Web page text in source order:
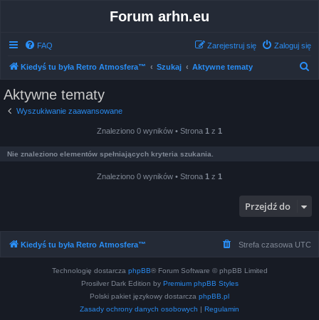
Forum arhn.eu
FAQ Zaloguj się
Zarejestruj się
Kiedyś tu była Retro Atmosfera™ Szukaj Aktywne tematy
Aktywne tematy
Wyszukiwanie zaawansowane
Znaleziono 0 wyników • Strona 1 z 1
Nie znaleziono elementów spełniających kryteria szukania.
Znaleziono 0 wyników • Strona 1 z 1
Przejdź do
Kiedyś tu była Retro Atmosfera™ Strefa czasowa UTC
Technologię dostarcza phpBB® Forum Software © phpBB Limited
Prosilver Dark Edition by Premium phpBB Styles
Polski pakiet językowy dostarcza phpBB.pl
Zasady ochrony danych osobowych | Regulamin